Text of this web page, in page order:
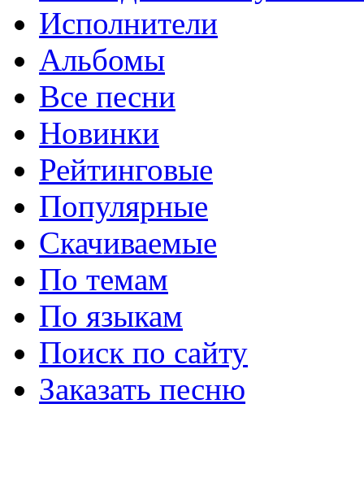
Исполнители
Альбомы
Все песни
Новинки
Рейтинговые
Популярные
Скачиваемые
По темам
По языкам
Поиск по сайту
Заказать песню